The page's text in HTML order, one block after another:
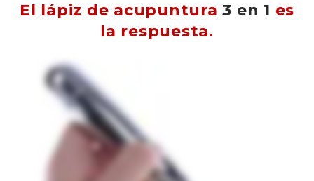
El lápiz de acupuntura 3 en 1 es
la respuesta.